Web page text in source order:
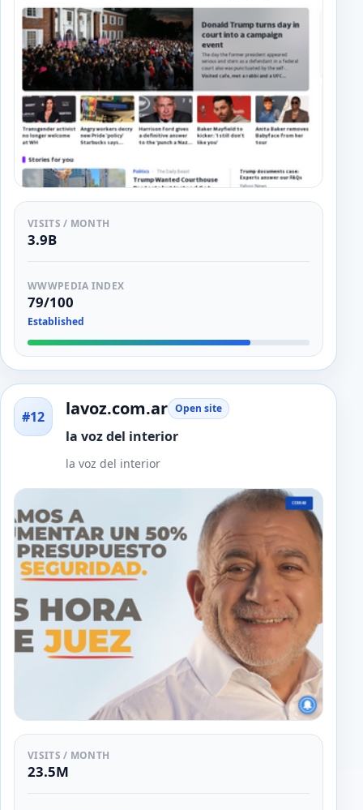
VISITS / MONTH
3.9B
WWWPEDIA INDEX
79/100
Established
#12 lavoz.com.ar Open site
la voz del interior
la voz del interior
VISITS / MONTH
23.5M